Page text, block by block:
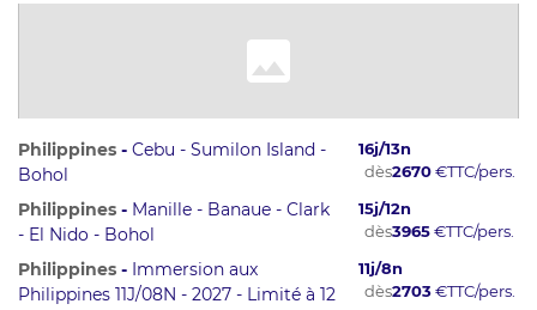
Philippines - Cebu - Sumilon Island -
Bohol
16j/13n
dès2670€TTC/pers.
Philippines - Manille - Banaue - Clark
- El Nido - Bohol
15j/12n
dès3965€TTC/pers.
Philippines - Immersion aux
Philippines 11J/08N - 2027 - Limité à 12
11j/8n
dès2703€TTC/pers.